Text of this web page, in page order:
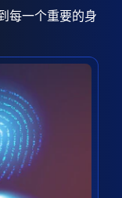
每一个重要的身